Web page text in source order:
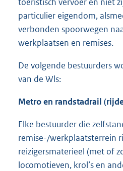
particulier eigendom,
verbonden spoorwegen
werkplaatsen en remises.
De volgende bestuurders
van de Wls:
Metro en randstadrail
Elke bestuurder die
remise-/werkplaatsterrein
reizigersmaterieel (met of
locomotieven, krol’s en